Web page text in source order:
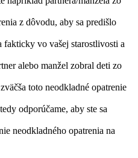
z dôvodu, aby sa predišlo
vo vašej starostlivosti a
alebo manžel zobral deti zo
toto neodkladné opatrenie
odporúčame, aby ste sa
neodkladného opatrenia na